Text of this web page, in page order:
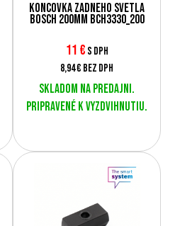
Koncovka zadného svetla
Bosch 200mm BCH3330_200
11 € s DPH
8,94 € bez DPH
Skladom na predajni.
Pripravené k vyzdvihnutiu.